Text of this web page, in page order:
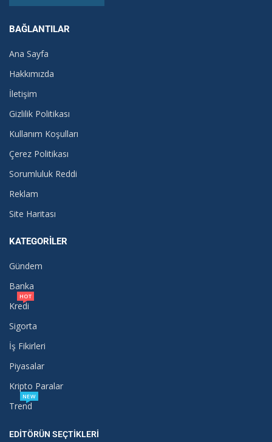
BAĞLANTILAR
Ana Sayfa
Hakkımızda
İletişim
Gizlilik Politikası
Kullanım Koşulları
Çerez Politikası
Sorumluluk Reddi
Reklam
Site Haritası
KATEGORILER
Gündem
Banka
Kredi
HOT
Sigorta
İş Fikirleri
Piyasalar
Kripto Paralar
Trend
NEW
EDITÖRÜN SEÇTIKLERI